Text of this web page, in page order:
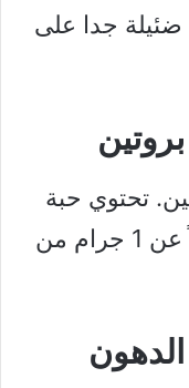
ضئيلة جدا على
تحتوي حبة
خوخ صغيرة على ما يزيد قليلاً عن 1 جرام من
الدهون